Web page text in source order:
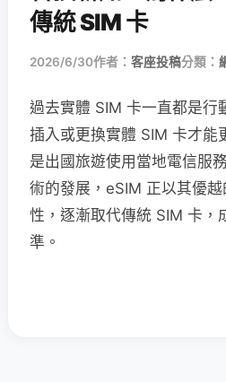
傳統 SIM 卡
2026/6/30作者： 客座投稿分類：
過去實體 SIM 卡一直都是行
插入或更換實體 SIM 卡才能
是出國旅遊使用當地電信服
術的發展，eSIM 正以其優
性，逐漸取代傳統 SIM 卡，
準。